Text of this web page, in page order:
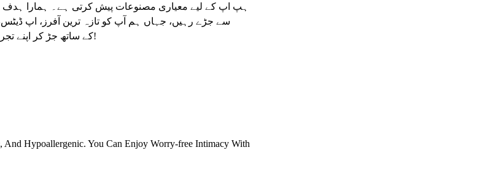
ہپ اپ کے لیے معیاری مصنوعات پیش کرتی ہے۔ ہمارا ہدف
سے جڑے رہیں، جہاں ہم آپ کو تازہ ترین آفرز، اپ
کے ساتھ جڑ کر اپنے تجربے کو بہتر بنائیں!
Hypoallergenic. You Can Enjoy Worry-free Intimacy With